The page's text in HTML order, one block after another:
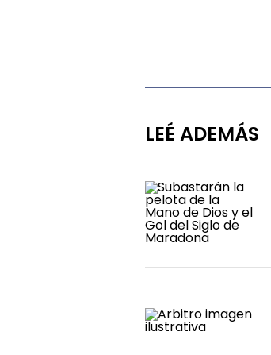
LEÉ ADEMÁS